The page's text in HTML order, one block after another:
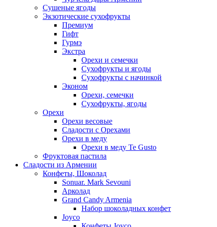
Сушеные ягоды
Экзотические сухофрукты
Премиум
Гифт
Гурмэ
Экстра
Орехи и семечки
Сухофрукты и ягоды
Сухофрукты с начинкой
Эконом
Орехи, семечки
Сухофрукты, ягоды
Орехи
Орехи весовые
Сладости с Орехами
Орехи в меду
Орехи в меду Te Gusto
Фруктовая пастила
Сладости из Армении
Конфеты, Шоколад
Sonuar. Mark Sevouni
Арколад
Grand Candy Armenia
Набор шоколадных конфет
Joyco